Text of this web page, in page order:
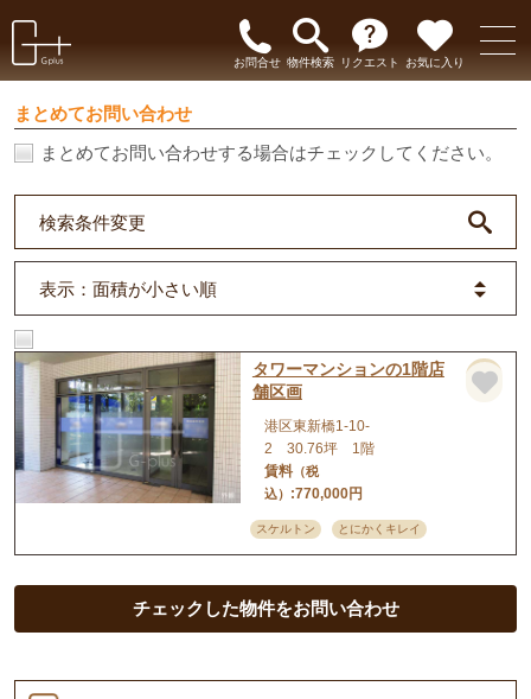
お問合せ 物件検索 リクエスト お気に入り
まとめてお問い合わせ
まとめてお問い合わせする場合はチェックしてください。
検索条件変更
表示 ：面積が小さい順
タワーマンションの1階店
舗区画
港区東新橋1-10-
2 30.76坪 1階
賃料（税
込） :770,000円
スケルトン とにかくキレイ
チェックした物件をお問い合わせ